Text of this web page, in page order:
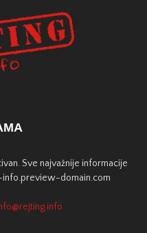
Sve najvažnije informacije
info.preview-domain.com